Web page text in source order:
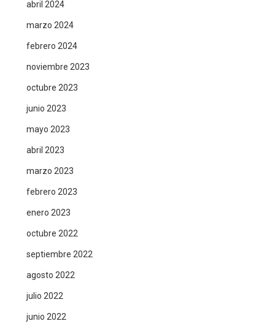
abril 2024
marzo 2024
febrero 2024
noviembre 2023
octubre 2023
junio 2023
mayo 2023
abril 2023
marzo 2023
febrero 2023
enero 2023
octubre 2022
septiembre 2022
agosto 2022
julio 2022
junio 2022